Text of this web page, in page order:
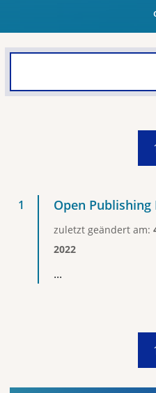
Open Publishing
zuletzt geändert am:
2022
...